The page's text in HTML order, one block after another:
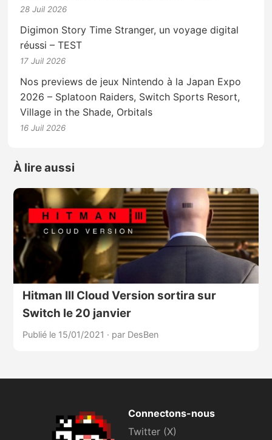
28 Juil 2026
Digimon Story Time Stranger, un voyage digital
réussi – TEST
17 Juil 2026
Nos previews de jeux Nintendo à la Japan Expo
2026 – Splatoon Raiders, Switch Sports Resort,
Village in the Shade, Orbitals
16 Juil 2026
À lire aussi
Hitman III Cloud Version sortira sur
Switch le 20 janvier
Publié le 15/01/2021 · par DesBen
Connectons-nous
Twitter (X)